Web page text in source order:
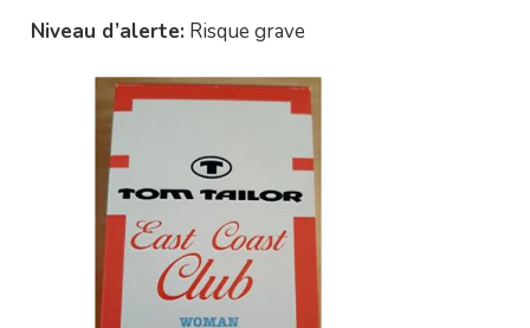
Niveau d’alerte: Risque grave